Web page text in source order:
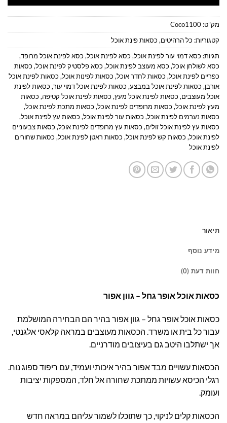
מק"ט: Coco1100
קטגוריות: כל הרהיטים, כסאות פינת אוכל
תגיות: כסא דמוי עור לפינת אוכל, כסא לפינת אוכל, כסא לפינת אוכל מרופד,
כסא לשולחן אוכל, כסא מעוצב לפינת אוכל, כסא פלסטיק לפינת אוכל, כסאות
כפריים לפינת אוכל, כסאות לחדר אוכל, כסאות לפינות אוכל, כסאות לפינת אוכל
אורבן, כסאות לפינת אוכל במבצע, כסאות לפינת אוכל דמוי עור, כסאות לפינת
אוכל מעוצבים, כסאות לפינת אוכל מעץ, כסאות לפינת אוכל קטיפה, כסאות
מעץ לפינת אוכל, כסאות מרופדים לפינת אוכל, כסאות מתכת לפינת אוכל,
כסאות נערמים לפינת אוכל, כסאות עור לפינת אוכל, כסאות עץ לפינת אוכל,
כסאות עץ לפינת אוכל זולים, כסאות עץ מרופדים לפינת אוכל, כסאות צבעוניים
לפינת אוכל, כסאות קש לפינת אוכל, כסאות ראטן לפינת אוכל, כסאות שחורים
לפינת אוכל
תיאור
מידע נוסף
חוות דעת (0)
כסאות אוכל אופר גחל – גוון אפור
כסאות אוכל אופר גחל – גוון אפור בהיר הם הבחירה המושלמת
עבור כל בית או משרד. הכסאות מעוצבים במראה קלאסי אלגנטי,
אך ישתלבו היטב גם בעיצובים מודרניים.
הכסאות עשויים מבד אפור בהיר איכותי ועמיד, עם ריפוד ספוג נוח.
רגלי הכיסא עשויות ממתכת שחורה אל חלד, המספקות יציבות
ועומק.
הכסאות קלים לניקוי, כך שתוכלו לשמור עליהם במראה חדש